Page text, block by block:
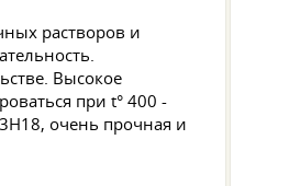
растворов и
Высокое
при t° 400 -
очень прочная и